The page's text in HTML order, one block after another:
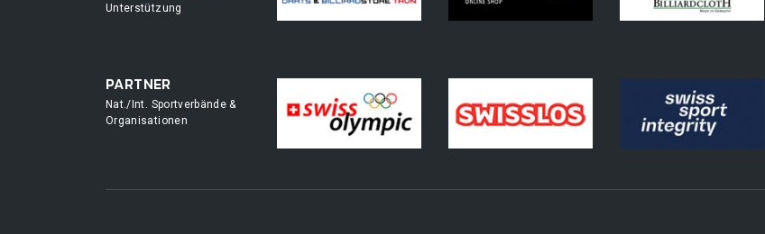
Unterstützung
PARTNER
Nat./Int. Sportverbände &
Organisationen